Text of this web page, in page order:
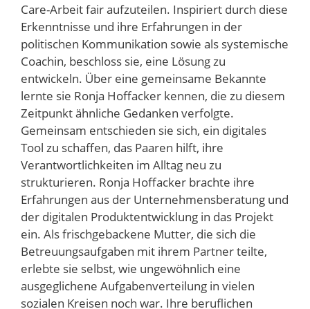
Care-Arbeit fair aufzuteilen. Inspiriert durch diese
Erkenntnisse und ihre Erfahrungen in der
politischen Kommunikation sowie als systemische
Coachin, beschloss sie, eine Lösung zu
entwickeln. Über eine gemeinsame Bekannte
lernte sie Ronja Hoffacker kennen, die zu diesem
Zeitpunkt ähnliche Gedanken verfolgte.
Gemeinsam entschieden sie sich, ein digitales
Tool zu schaffen, das Paaren hilft, ihre
Verantwortlichkeiten im Alltag neu zu
strukturieren. Ronja Hoffacker brachte ihre
Erfahrungen aus der Unternehmensberatung und
der digitalen Produktentwicklung in das Projekt
ein. Als frischgebackene Mutter, die sich die
Betreuungsaufgaben mit ihrem Partner teilte,
erlebte sie selbst, wie ungewöhnlich eine
ausgeglichene Aufgabenverteilung in vielen
sozialen Kreisen noch war. Ihre beruflichen